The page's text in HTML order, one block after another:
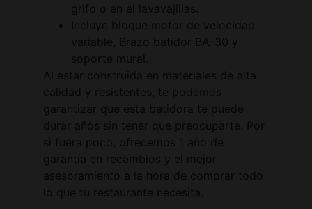
grifo o en el lavavajillas.
Incluye bloque motor de velocidad
variable, Brazo batidor BA-30 y
soporte mural.
Al estar construida en materiales de alta
calidad y resistentes, te podemos
garantizar que esta batidora te puede
durar años sin tener que preocuparte. Por
si fuera poco, ofrecemos 1 año de
garantía en recambios y el mejor
asesoramiento a la hora de comprar todo
lo que tu restaurante necesita.